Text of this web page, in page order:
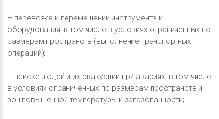
– перевозке и перемещении инструмента и
оборудования, в том числе в условиях ограниченных по
размерам пространств (выполнение транспортных
операций);
– поиске людей и их эвакуации при авариях, в том числе
в условиях ограниченных по размерам пространств и
зон повышенной температуры и загазованности;